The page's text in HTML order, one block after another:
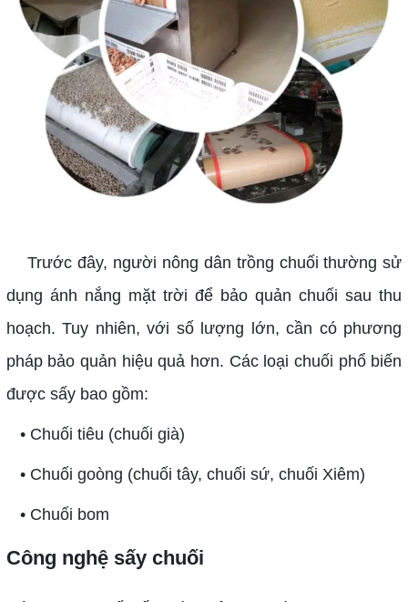
Trước đây, người nông dân trồng chuối thường sử
dụng ánh nắng mặt trời để bảo quản chuối sau thu
hoạch. Tuy nhiên, với số lượng lớn, cần có phương
pháp bảo quản hiệu quả hơn. Các loại chuối phổ biến
được sấy bao gồm:
• Chuối tiêu (chuối già)
• Chuối goòng (chuối tây, chuối sứ, chuối Xiêm)
• Chuối bom
Công nghệ sấy chuối